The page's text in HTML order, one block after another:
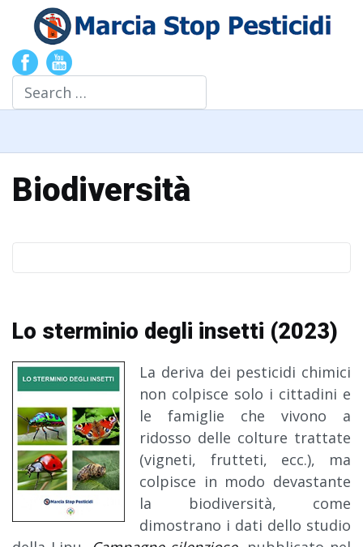
Search
Biodiversità
Lo sterminio degli insetti (2023)
La deriva dei pesticidi chimici
non colpisce solo i cittadini e
le famiglie che vivono a
ridosso delle colture trattate
(vigneti, frutteti, ecc.), ma
colpisce in modo devastante
la biodiversità, come
dimostrano i dati dello studio